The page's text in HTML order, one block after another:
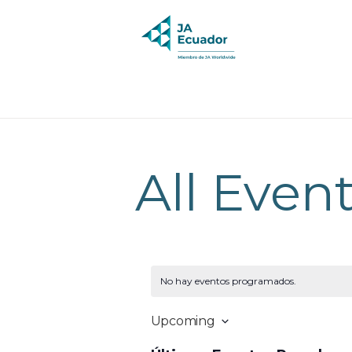
All
No hay eventos programados.
Upcoming